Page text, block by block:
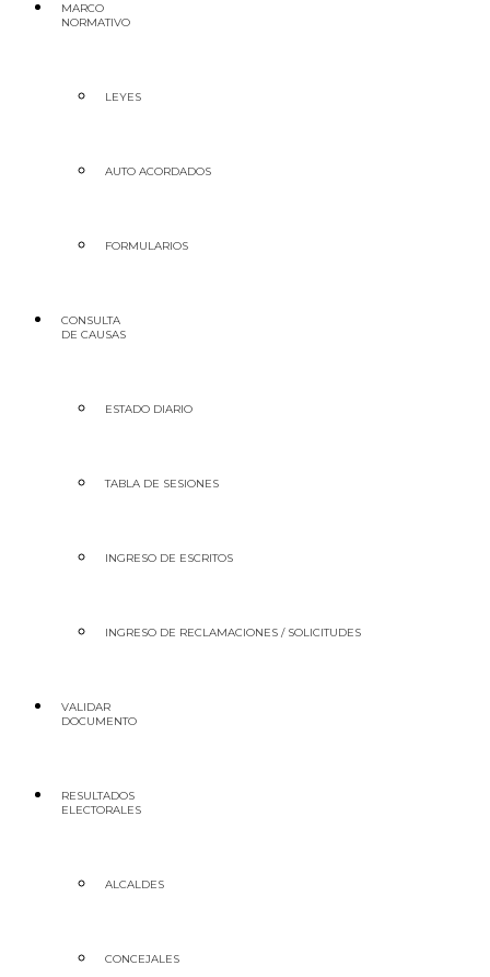
MARCO
NORMATIVO
LEYES
AUTO ACORDADOS
FORMULARIOS
CONSULTA
DE CAUSAS
ESTADO DIARIO
TABLA DE SESIONES
INGRESO DE ESCRITOS
INGRESO DE RECLAMACIONES / SOLICITUDES
VALIDAR
DOCUMENTO
RESULTADOS
ELECTORALES
ALCALDES
CONCEJALES